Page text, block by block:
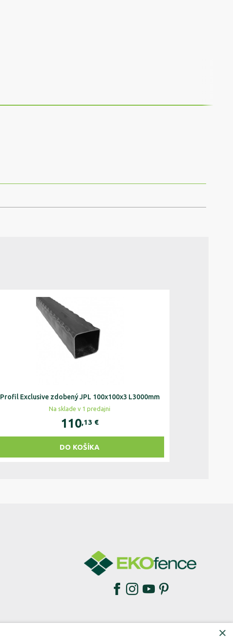
Profil Exclusive zdobený JPL 100x100x3 L3000mm
Na sklade v 1 predajni
110,13 €
DO KOŠÍKA
×